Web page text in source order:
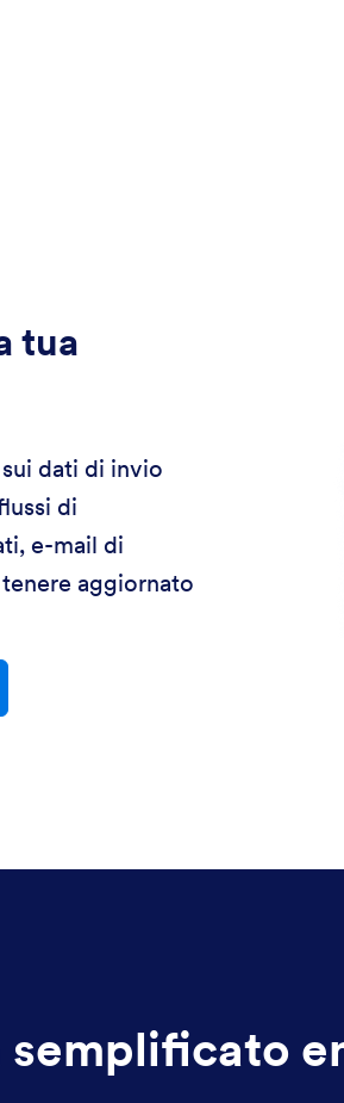
tua
dati di invio
di
e-mail di
aggiornato